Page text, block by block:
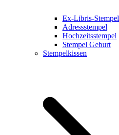
Ex-Libris-Stempel
Adressstempel
Hochzeitsstempel
Stempel Geburt
Stempelkissen